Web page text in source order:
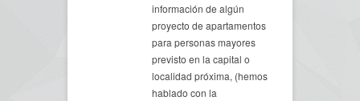
información de algún
proyecto de apartamentos
para personas mayores
previsto en la capital o
localidad próxima, (hemos
hablado con la